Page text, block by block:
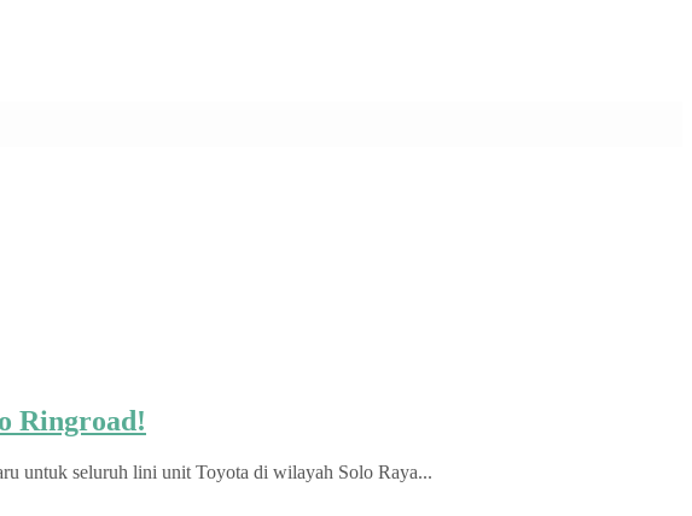
Ringroad!
untuk seluruh lini unit Toyota di wilayah Solo Raya...